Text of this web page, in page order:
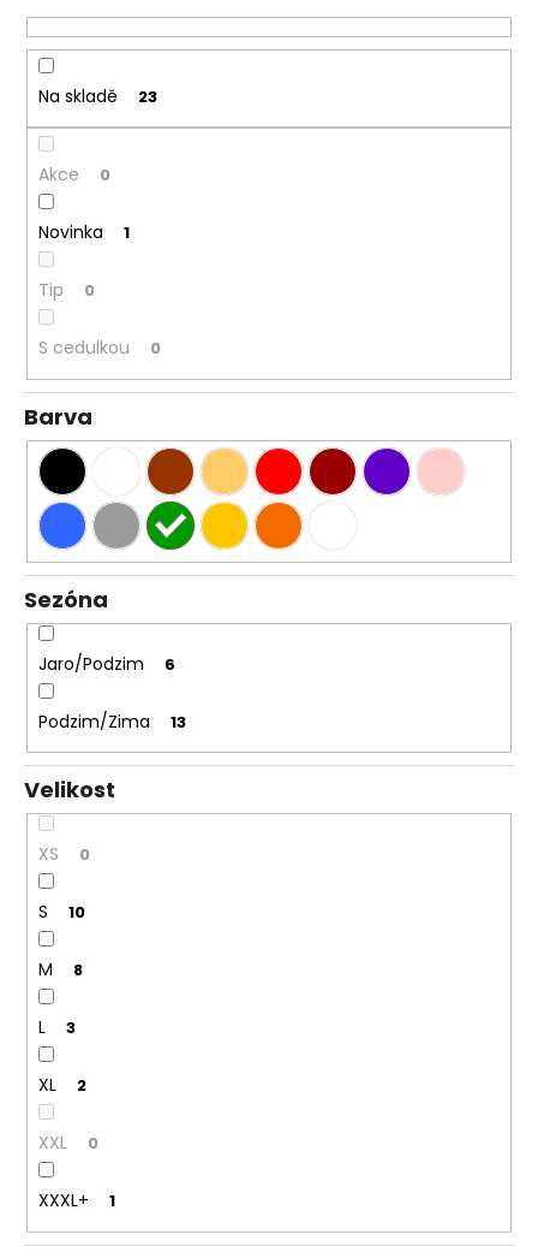
o
d
u
k
ů
Na skladě 23
Akce 0
Novinka 1
Tip 0
S cedulkou 0
Barva
Sezóna
Jaro/Podzim 6
Podzim/Zima 13
Velikost
XS 0
S 10
M 8
L 3
XL 2
XXL 0
XXXL+ 1